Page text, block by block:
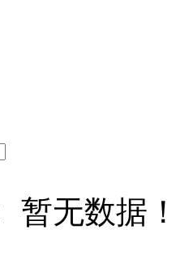
暂无数据！